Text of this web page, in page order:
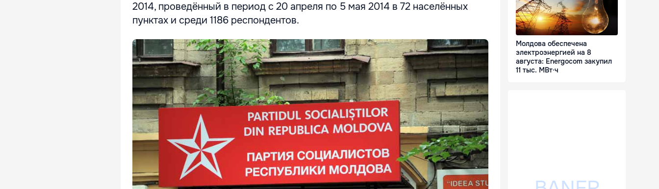
2014, проведённый в период с 20 апреля по 5 мая 2014 в 72 населённых
пунктах и среди 1186 респондентов.
Молдова обеспечена
электроэнергией на 8
августа: Energocom закупил
11 тыс. МВт·ч